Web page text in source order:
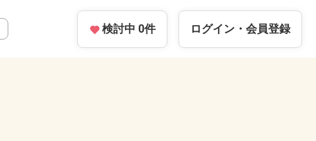
検討中 0件 ログイン・ 会員登録